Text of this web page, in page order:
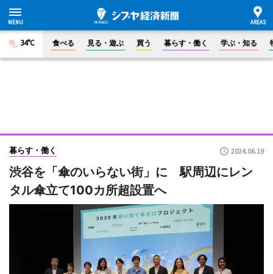
34°C 食べる 見る・遊ぶ 買う 暮らす・働く 学ぶ・知る
暮らす・働く 2024.06.19
渋谷を「傘のいらない街」に 駅周辺にレン
タル傘立て100カ所超設置へ